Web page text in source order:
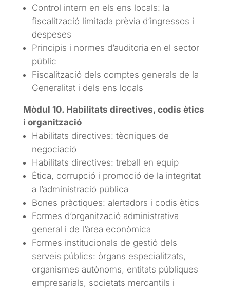
Control intern en els ens locals: la
fiscalització limitada prèvia d’ingressos i
despeses
Principis i normes d’auditoria en el sector
públic
Fiscalització dels comptes generals de la
Generalitat i dels ens locals
Mòdul 10. Habilitats directives, codis ètics
i organització
Habilitats directives: tècniques de
negociació
Habilitats directives: treball en equip
Ètica, corrupció i promoció de la integritat
a l’administració pública
Bones pràctiques: alertadors i codis ètics
Formes d’organització administrativa
general i de l’àrea econòmica
Formes institucionals de gestió dels
serveis públics: òrgans especialitzats,
organismes autònoms, entitats públiques
empresarials, societats mercantils i